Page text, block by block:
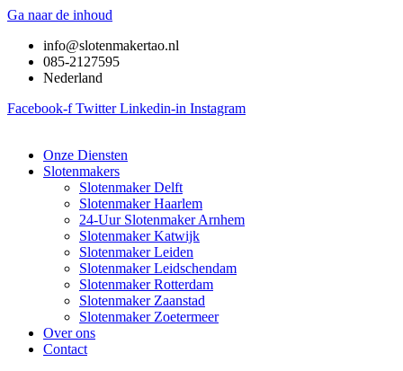
Ga naar de inhoud
info@slotenmakertao.nl
085-2127595
Nederland
Facebook-f Twitter Linkedin-in Instagram
Onze Diensten
Slotenmakers
Slotenmaker Delft
Slotenmaker Haarlem
24-Uur Slotenmaker Arnhem
Slotenmaker Katwijk
Slotenmaker Leiden
Slotenmaker Leidschendam
Slotenmaker Rotterdam
Slotenmaker Zaanstad
Slotenmaker Zoetermeer
Over ons
Contact